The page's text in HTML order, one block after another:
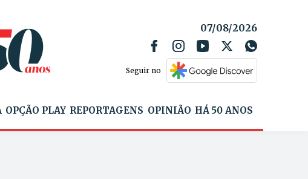
07/08/2026
Seguir no
OPÇÃO PLAY REPORTAGENS OPINIÃO HÁ 50 ANOS